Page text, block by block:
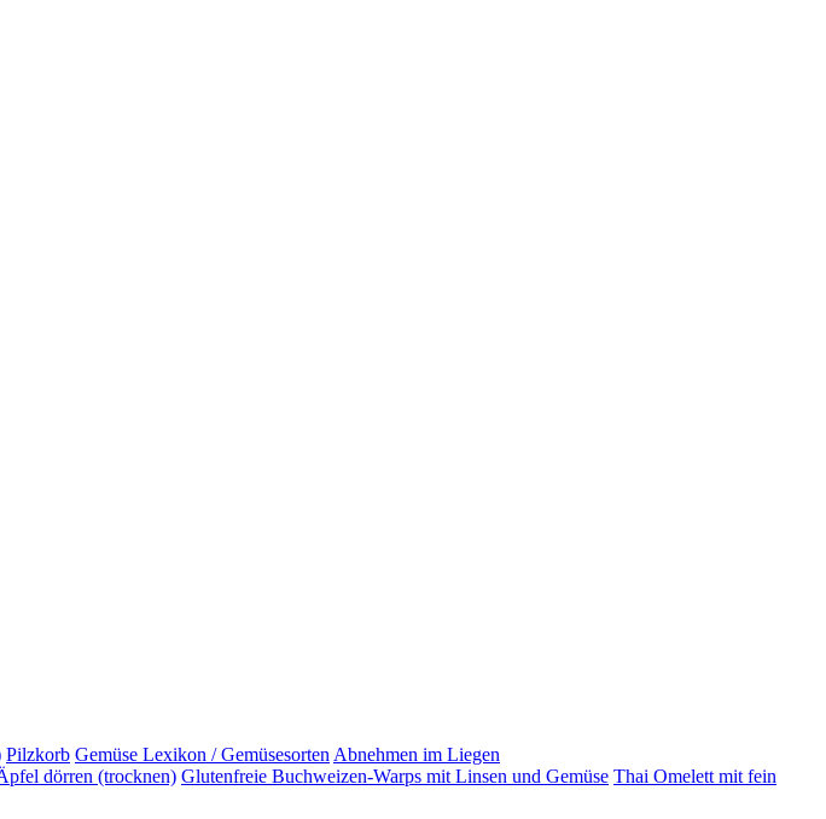
Pilzkorb Gemüse Lexikon / Gemüsesorten Abnehmen im Liegen
dörren (trocknen) Glutenfreie Buchweizen-Warps mit Linsen und Gemüse Thai Omelett mit fein